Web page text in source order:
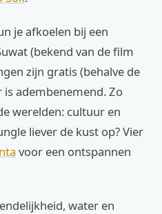
je afkoelen bij een
(bekend van de film
zijn gratis (behalve de
adembenemend. Zo
werelden: cultuur en
liever de kust op? Vier
voor een ontspannen
water en